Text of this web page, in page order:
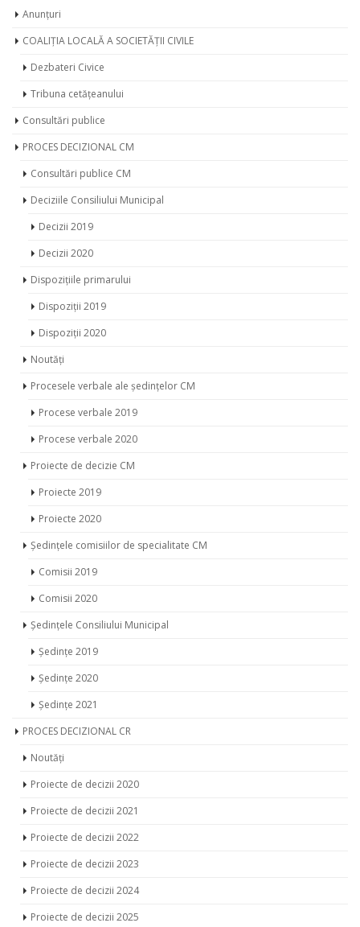
Anunțuri
COALIȚIA LOCALĂ A SOCIETĂȚII CIVILE
Dezbateri Civice
Tribuna cetățeanului
Consultări publice
PROCES DECIZIONAL CM
Consultări publice CM
Deciziile Consiliului Municipal
Decizii 2019
Decizii 2020
Dispozițiile primarului
Dispoziții 2019
Dispoziții 2020
Noutăți
Procesele verbale ale ședințelor CM
Procese verbale 2019
Procese verbale 2020
Proiecte de decizie CM
Proiecte 2019
Proiecte 2020
Ședințele comisiilor de specialitate CM
Comisii 2019
Comisii 2020
Ședințele Consiliului Municipal
Ședințe 2019
Ședințe 2020
Ședințe 2021
PROCES DECIZIONAL CR
Noutăți
Proiecte de decizii 2020
Proiecte de decizii 2021
Proiecte de decizii 2022
Proiecte de decizii 2023
Proiecte de decizii 2024
Proiecte de decizii 2025